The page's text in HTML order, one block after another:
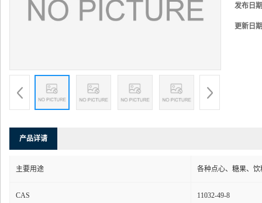
发布日
更新日
产品详请
主要用途 各种点心、糖果、
CAS 11032-49-8